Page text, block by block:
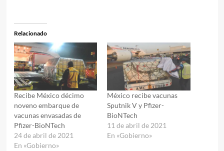
Relacionado
Recibe México décimo
noveno embarque de
vacunas envasadas de
Pfizer-BioNTech
24 de abril de 2021
En «Gobierno»
México recibe vacunas
Sputnik V y Pfizer-
BioNTech
11 de abril de 2021
En «Gobierno»